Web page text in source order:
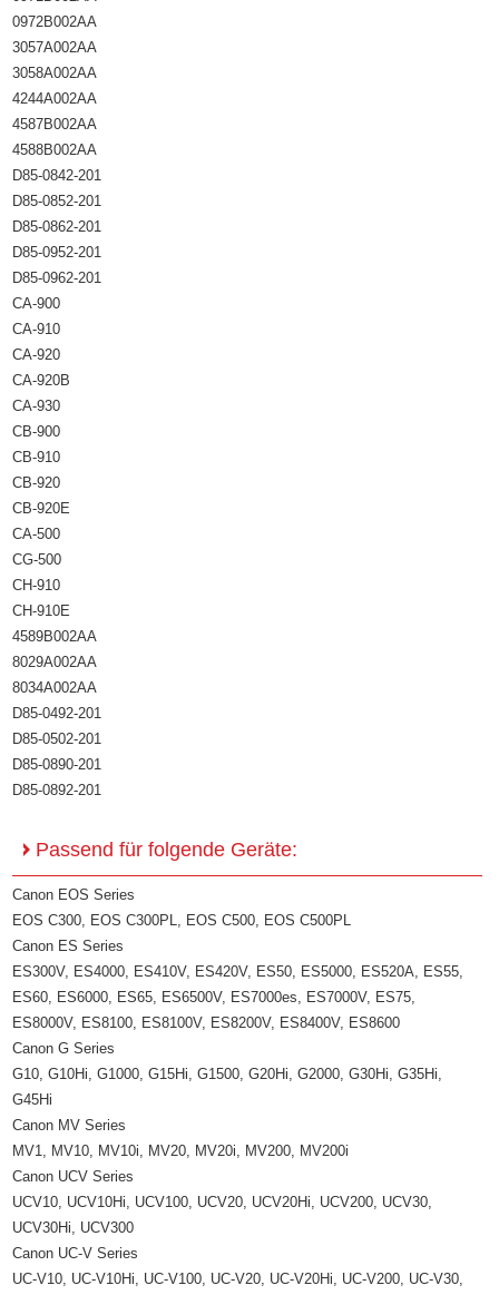
0972B002AA
3057A002AA
3058A002AA
4244A002AA
4587B002AA
4588B002AA
D85-0842-201
D85-0852-201
D85-0862-201
D85-0952-201
D85-0962-201
CA-900
CA-910
CA-920
CA-920B
CA-930
CB-900
CB-910
CB-920
CB-920E
CA-500
CG-500
CH-910
CH-910E
4589B002AA
8029A002AA
8034A002AA
D85-0492-201
D85-0502-201
D85-0890-201
D85-0892-201
Passend für folgende Geräte:
Canon EOS Series
EOS C300, EOS C300PL, EOS C500, EOS C500PL
Canon ES Series
ES300V, ES4000, ES410V, ES420V, ES50, ES5000, ES520A, ES55,
ES60, ES6000, ES65, ES6500V, ES7000es, ES7000V, ES75,
ES8000V, ES8100, ES8100V, ES8200V, ES8400V, ES8600
Canon G Series
G10, G10Hi, G1000, G15Hi, G1500, G20Hi, G2000, G30Hi, G35Hi,
G45Hi
Canon MV Series
MV1, MV10, MV10i, MV20, MV20i, MV200, MV200i
Canon UCV Series
UCV10, UCV10Hi, UCV100, UCV20, UCV20Hi, UCV200, UCV30,
UCV30Hi, UCV300
Canon UC-V Series
UC-V10, UC-V10Hi, UC-V100, UC-V20, UC-V20Hi, UC-V200, UC-V30,